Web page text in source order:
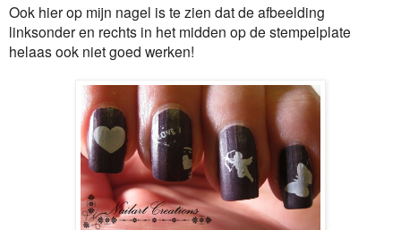
Ook hier op mijn nagel is te zien dat de afbeelding
linksonder en rechts in het midden op de stempelplate
helaas ook niet goed werken!